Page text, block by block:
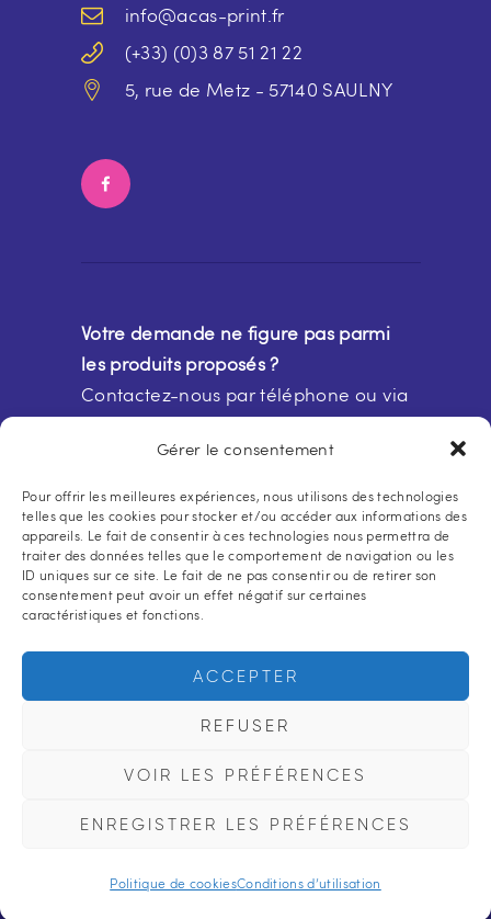
Gérer le consentement
Pour offrir les meilleures expériences, nous utilisons des technologies
telles que les cookies pour stocker et/ou accéder aux informations des
appareils. Le fait de consentir à ces technologies nous permettra de
traiter des données telles que le comportement de navigation ou les
ID uniques sur ce site. Le fait de ne pas consentir ou de retirer son
consentement peut avoir un effet négatif sur certaines
caractéristiques et fonctions.
ACCEPTER
REFUSER
VOIR LES PRÉFÉRENCES
ENREGISTRER LES PRÉFÉRENCES
Politique de cookiesConditions d’utilisation
info@acas-print.fr
(+33) (0)3 87 51 21 22
5, rue de Metz - 57140 SAULNY
Votre demande ne figure pas parmi
les produits proposés ?
Contactez-nous par téléphone ou via
notreformulaire de contact
Conditions d'utilisation et politique de
CGV